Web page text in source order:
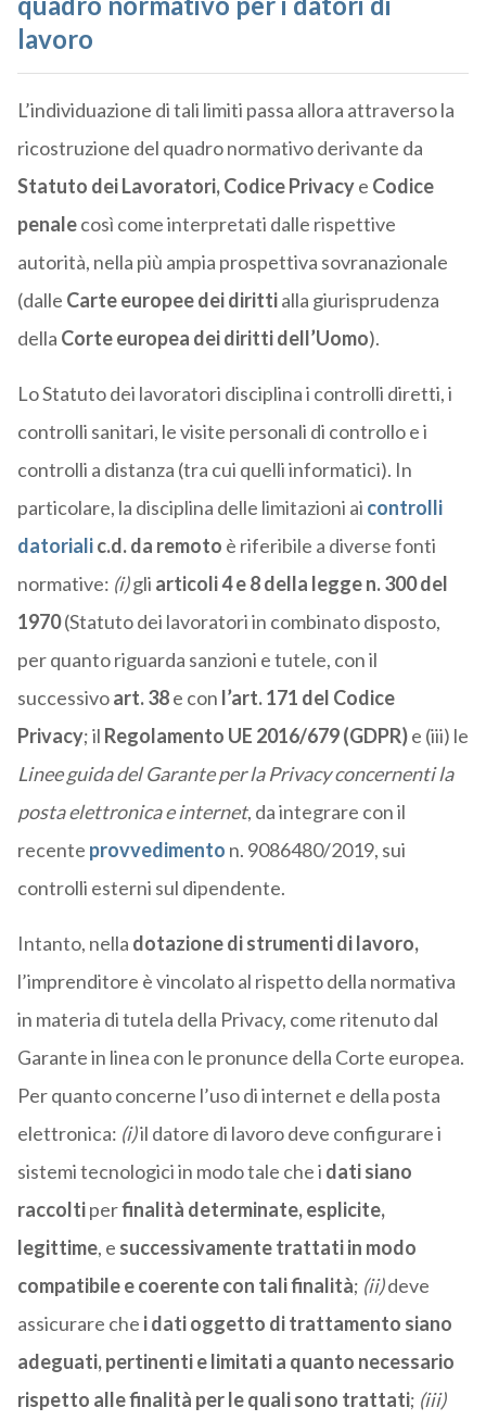
lavoro
L’individuazione di tali limiti passa allora attraverso la
ricostruzione del quadro normativo derivante da
Statuto dei Lavoratori, Codice Privacye Codice
penalecosì come interpretati dalle rispettive
autorità, nella più ampia prospettiva sovranazionale
(dalle Carte europee dei dirittialla giurisprudenza
della Corte europea dei diritti dell’Uomo).
Lo Statuto dei lavoratori disciplina i controlli diretti, i
controlli sanitari, le visite personali di controllo e i
controlli a distanza (tra cui quelli informatici). In
particolare, la disciplina delle limitazioni ai controlli
datorialic.d. da remoto è riferibile a diverse fonti
normative: (i)gli articoli 4 e 8 della legge n. 300 del
1970(Statuto dei lavoratori in combinato disposto,
per quanto riguarda sanzioni e tutele, con il
successivoart. 38e con l’art. 171 del Codice
Privacy; il Regolamento UE 2016/679 (GDPR)e (iii) le
Linee guida del Garante per la Privacy concernenti la
posta elettronica e internet, da integrare con il
recente provvedimento n. 9086480/2019, sui
controlli esterni sul dipendente.
Intanto, nella dotazione di strumenti di lavoro,
l’imprenditore è vincolato al rispetto della normativa
in materia di tutela della Privacy, come ritenuto dal
Garante in linea con le pronunce della Corte europea.
Per quanto concerne l’uso di internet e della posta
elettronica: (i)il datore di lavoro deve configurare i
sistemi tecnologici in modo tale che i dati siano
raccoltiperfinalità determinate, esplicite,
legittime, e successivamente trattatiin modo
compatibile e coerente con tali finalità; (ii)deve
assicurare che i dati oggetto di trattamento siano
adeguati, pertinenti e limitati a quanto necessario
rispetto alle finalità per le quali sono trattati; (iii)